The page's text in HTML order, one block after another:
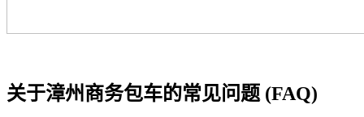
关于漳州商务包车的常见问题 (FAQ)